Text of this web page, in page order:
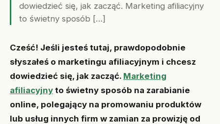
dowiedzieć się, jak zacząć. Marketing afiliacyjny
to świetny sposób […]
Cześć! Jeśli jesteś tutaj, prawdopodobnie
słyszałeś o marketingu afiliacyjnym i chcesz
dowiedzieć się, jak zacząć. Marketing
afiliacyjny to świetny sposób na zarabianie
online, polegający na promowaniu produktów
lub usług innych firm w zamian za prowizję od